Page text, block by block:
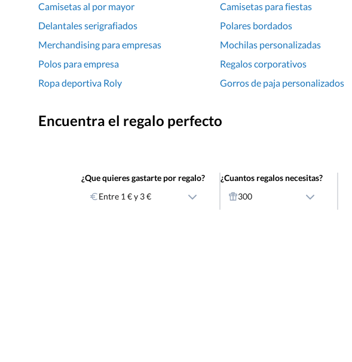
Camisetas al por mayor
Camisetas para fiestas
Delantales serigrafiados
Polares bordados
Merchandising para empresas
Mochilas personalizadas
Polos para empresa
Regalos corporativos
Ropa deportiva Roly
Gorros de paja personalizados
Encuentra el regalo perfecto
¿Que quieres gastarte por regalo?
Entre 1 € y 3 €
¿Cuantos regalos necesitas?
300